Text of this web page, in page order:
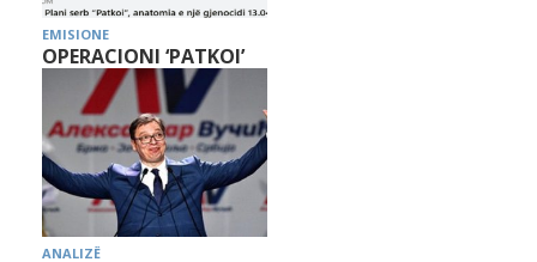
EMISIONE
OPERACIONI ‘PATKOI’
ANALIZË